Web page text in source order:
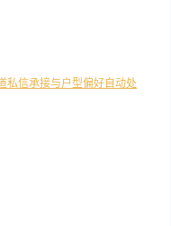
私信承接与户型偏好自动处